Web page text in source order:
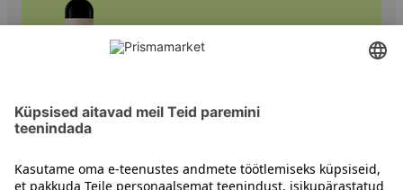
Punased veinid